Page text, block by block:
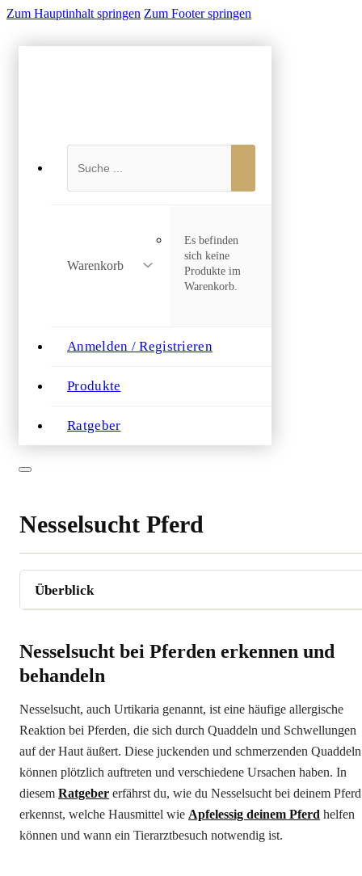
Zum Hauptinhalt springen Zum Footer springen
Suchen
Warenkorb
Es befinden
sich keine
Produkte im
Warenkorb.
Anmelden / Registrieren
Produkte
Ratgeber
Nesselsucht Pferd
Nesselsucht bei Pferden erkennen und
behandeln
Nesselsucht, auch Urtikaria genannt, ist eine häufige allergische
Reaktion bei Pferden, die sich durch Quaddeln und Schwellungen
auf der Haut äußert. Diese juckenden und schmerzenden Quaddeln
können plötzlich auftreten und verschiedene Ursachen haben. In
diesem Ratgeber erfährst du, wie du Nesselsucht bei deinem Pferd
erkennst, welche Hausmittel wie Apfelessig deinem Pferd helfen
können und wann ein Tierarztbesuch notwendig ist.